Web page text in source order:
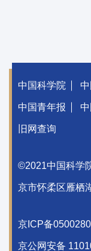
中国科学院
中国青年报
旧网查询
©2021中国科学
京市怀柔区雁栖
京ICP备
京公网安备